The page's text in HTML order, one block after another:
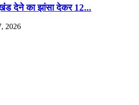
देने का झांसा देकर 12...
2026